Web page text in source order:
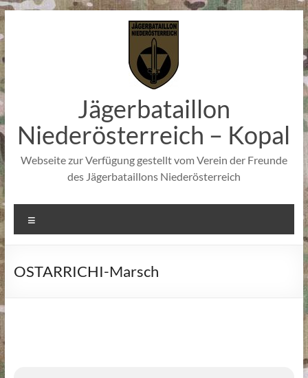
Zum
springen
Jägerbataillon
Niederösterreich – Kopal
Webseite zur Verfügung gestellt vom Verein der Freunde
des Jägerbataillons Niederösterreich
OSTARRICHI-Marsch